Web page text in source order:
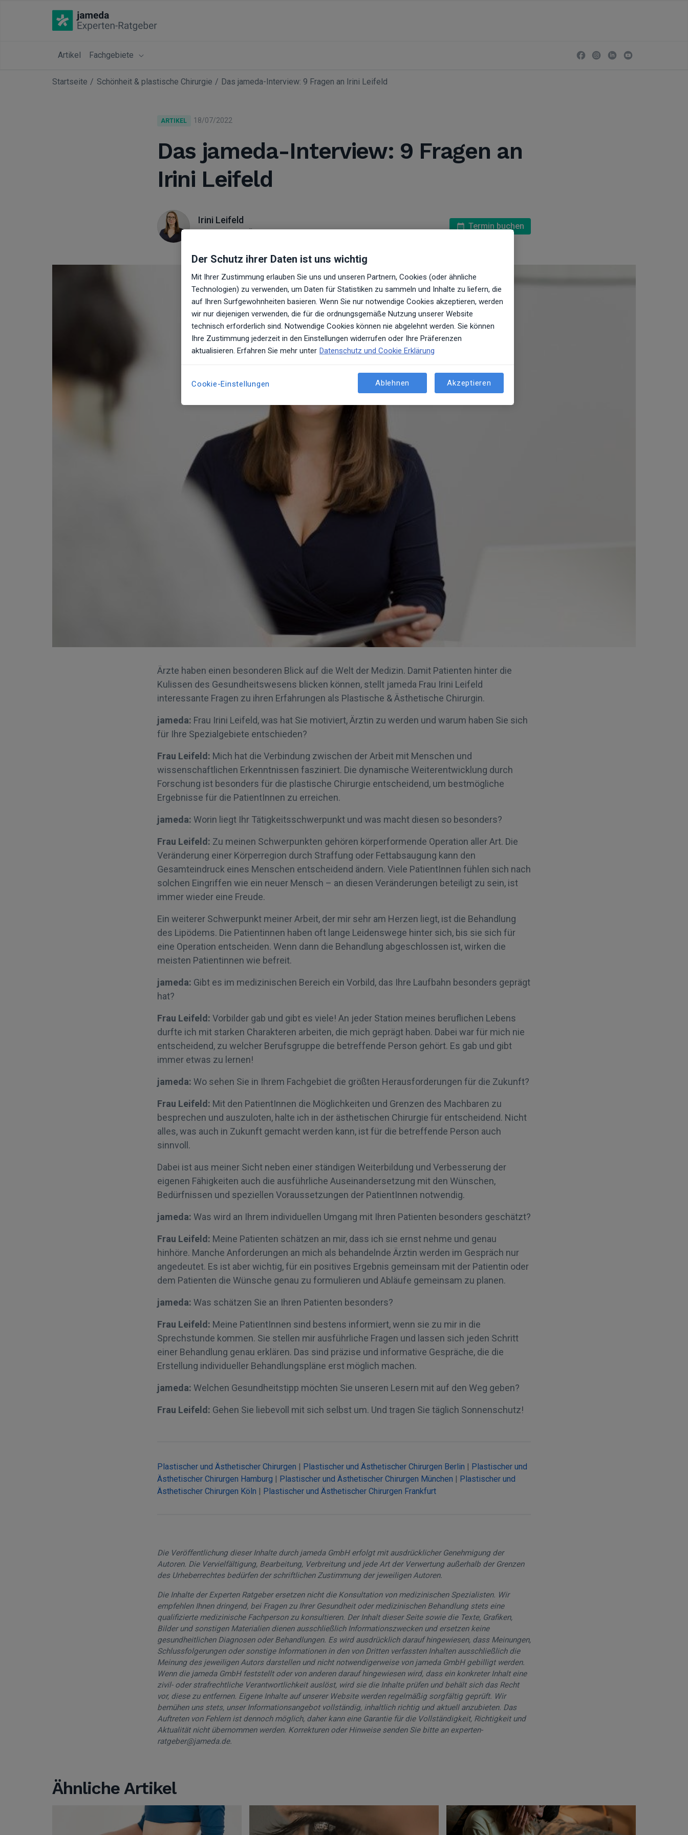
Artikel Fachgebiete
Startseite Schönheit & plastische Chirurgie Das jameda-Interview: 9 Fragen an Irini Leifeld
ARTIKEL 18/07/2022
Das jameda-Interview: 9 Fragen an
Irini Leifeld
Irini Leifeld
Termin buchen
Ärzte haben einen besonderen Blick auf die Welt der Medizin. Damit Patienten hinter die
Kulissen des Gesundheitswesens blicken können, stellt jameda Frau Irini Leifeld
interessante Fragen zu ihren Erfahrungen als Plastische & Ästhetische Chirurgin.
jameda: Frau Irini Leifeld, was hat Sie motiviert, Ärztin zu werden und warum haben Sie sich
für Ihre Spezialgebiete entschieden?
Frau Leifeld: Mich hat die Verbindung zwischen der Arbeit mit Menschen und
wissenschaftlichen Erkenntnissen fasziniert. Die dynamische Weiterentwicklung durch
Forschung ist besonders für die plastische Chirurgie entscheidend, um bestmögliche
Ergebnisse für die PatientInnen zu erreichen.
jameda: Worin liegt Ihr Tätigkeitsschwerpunkt und was macht diesen so besonders?
Frau Leifeld: Zu meinen Schwerpunkten gehören körperformende Operation aller Art. Die
Veränderung einer Körperregion durch Straffung oder Fettabsaugung kann den
Gesamteindruck eines Menschen entscheidend ändern. Viele PatientInnen fühlen sich nach
solchen Eingriffen wie ein neuer Mensch – an diesen Veränderungen beteiligt zu sein, ist
immer wieder eine Freude.
Ein weiterer Schwerpunkt meiner Arbeit, der mir sehr am Herzen liegt, ist die Behandlung
des Lipödems. Die Patientinnen haben oft lange Leidenswege hinter sich, bis sie sich für
eine Operation entscheiden. Wenn dann die Behandlung abgeschlossen ist, wirken die
meisten Patientinnen wie befreit.
jameda: Gibt es im medizinischen Bereich ein Vorbild, das Ihre Laufbahn besonders geprägt
hat?
Frau Leifeld: Vorbilder gab und gibt es viele! An jeder Station meines beruflichen Lebens
durfte ich mit starken Charakteren arbeiten, die mich geprägt haben. Dabei war für mich nie
entscheidend, zu welcher Berufsgruppe die betreffende Person gehört. Es gab und gibt
immer etwas zu lernen!
jameda: Wo sehen Sie in Ihrem Fachgebiet die größten Herausforderungen für die Zukunft?
Frau Leifeld: Mit den PatientInnen die Möglichkeiten und Grenzen des Machbaren zu
besprechen und auszuloten, halte ich in der ästhetischen Chirurgie für entscheidend. Nicht
alles, was auch in Zukunft gemacht werden kann, ist für die betreffende Person auch
sinnvoll.
Dabei ist aus meiner Sicht neben einer ständigen Weiterbildung und Verbesserung der
eigenen Fähigkeiten auch die ausführliche Auseinandersetzung mit den Wünschen,
Bedürfnissen und speziellen Voraussetzungen der PatientInnen notwendig.
jameda: Was wird an Ihrem individuellen Umgang mit Ihren Patienten besonders geschätzt?
Frau Leifeld: Meine Patienten schätzen an mir, dass ich sie ernst nehme und genau
hinhöre. Manche Anforderungen an mich als behandelnde Ärztin werden im Gespräch nur
angedeutet. Es ist aber wichtig, für ein positives Ergebnis gemeinsam mit der Patientin oder
dem Patienten die Wünsche genau zu formulieren und Abläufe gemeinsam zu planen.
jameda: Was schätzen Sie an Ihren Patienten besonders?
Frau Leifeld: Meine PatientInnen sind bestens informiert, wenn sie zu mir in die
Sprechstunde kommen. Sie stellen mir ausführliche Fragen und lassen sich jeden Schritt
einer Behandlung genau erklären. Das sind präzise und informative Gespräche, die die
Erstellung individueller Behandlungspläne erst möglich machen.
jameda: Welchen Gesundheitstipp möchten Sie unseren Lesern mit auf den Weg geben?
Frau Leifeld: Gehen Sie liebevoll mit sich selbst um. Und tragen Sie täglich Sonnenschutz!
Plastischer und Ästhetischer Chirurgen Plastischer und Ästhetischer Chirurgen Berlin
Plastischer und
Ästhetischer Chirurgen Hamburg
Plastischer und Ästhetischer Chirurgen München
Plastischer und
Ästhetischer Chirurgen Köln
Plastischer und Ästhetischer Chirurgen Frankfurt
Die Veröffentlichung dieser Inhalte durch jameda GmbH erfolgt mit ausdrücklicher Genehmigung der
Autoren. Die Vervielfältigung, Bearbeitung, Verbreitung und jede Art der Verwertung außerhalb der Grenzen
des Urheberrechtes bedürfen der schriftlichen Zustimmung der jeweiligen Autoren.
Die Inhalte der Experten Ratgeber ersetzen nicht die Konsultation von medizinischen Spezialisten. Wir
empfehlen Ihnen dringend, bei Fragen zu Ihrer Gesundheit oder medizinischen Behandlung stets eine
qualifizierte medizinische Fachperson zu konsultieren. Der Inhalt dieser Seite sowie die Texte, Grafiken,
Bilder und sonstigen Materialien dienen ausschließlich Informationszwecken und ersetzen keine
gesundheitlichen Diagnosen oder Behandlungen. Es wird ausdrücklich darauf hingewiesen, dass Meinungen,
Schlussfolgerungen oder sonstige Informationen in den von Dritten verfassten Inhalten ausschließlich die
Meinung des jeweiligen Autors darstellen und nicht notwendigerweise von jameda GmbH gebilligt werden.
Wenn die jameda GmbH feststellt oder von anderen darauf hingewiesen wird, dass ein konkreter Inhalt eine
zivil- oder strafrechtliche Verantwortlichkeit auslöst, wird sie die Inhalte prüfen und behält sich das Recht
vor, diese zu entfernen. Eigene Inhalte auf unserer Website werden regelmäßig sorgfältig geprüft. Wir
bemühen uns stets, unser Informationsangebot vollständig, inhaltlich richtig und aktuell anzubieten. Das
Auftreten von Fehlern ist dennoch möglich, daher kann eine Garantie für die Vollständigkeit, Richtigkeit und
Aktualität nicht übernommen werden. Korrekturen oder Hinweise senden Sie bitte an experten-
ratgeber@jameda.de.
Ähnliche Artikel
Der Schutz ihrer Daten ist uns wichtig
Mit Ihrer Zustimmung erlauben Sie uns und unseren Partnern, Cookies (oder ähnliche
Technologien) zu verwenden, um Daten für Statistiken zu sammeln und Inhalte zu liefern, die
auf Ihren Surfgewohnheiten basieren. Wenn Sie nur notwendige Cookies akzeptieren, werden
wir nur diejenigen verwenden, die für die ordnungsgemäße Nutzung unserer Website
technisch erforderlich sind. Notwendige Cookies können nie abgelehnt werden. Sie können
Ihre Zustimmung jederzeit in den Einstellungen widerrufen oder Ihre Präferenzen
aktualisieren. Erfahren Sie mehr unter Datenschutz und Cookie Erklärung
Cookie-Einstellungen Ablehnen Akzeptieren